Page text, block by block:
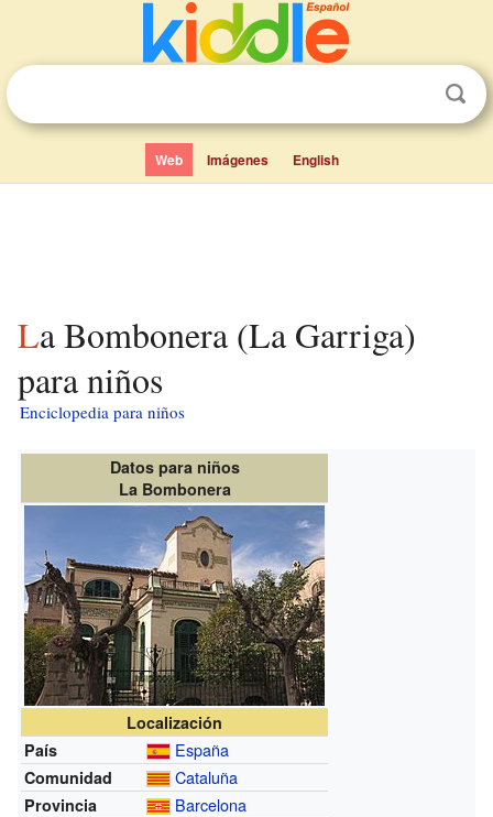
Web Imágenes English
La Bombonera (La Garriga)
para niños
Enciclopedia para niños
Datos para niños
La Bombonera
Localización
País
España
Comunidad Cataluña
Provincia Barcelona